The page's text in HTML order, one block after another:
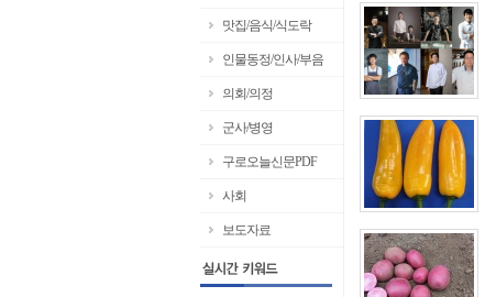
맛집/음식/식도락
인물동정/인사/부음
의회/의정
군사/병영
구로오늘신문PDF
사회
보도자료